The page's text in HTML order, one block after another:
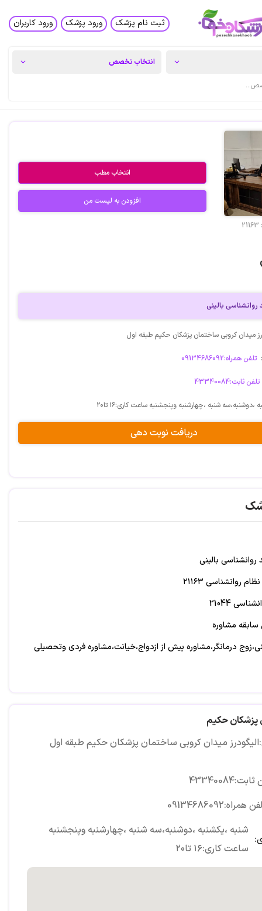
ثبت نام پزشک ورود پزشک ورود کاربران
21163
انتخاب مطب
افزودن به لیست من
روانشناسی بالینی
میدان کروبی ساختمان پزشکان حکیم طبقه اول
تلفن همراه:09134686092
تلفن ثابت:43340084
،دوشنبه،سه شنبه ،چهارشنبه وپنجشنبه ساعت کاری:۱۶ تا۲۰
دریافت نوبت دهی
بالینی
روانشناسی ۲۱۱۶۳
21044
درمانگر،مشاوره پیش از ازدواج،خیانت،مشاوره فردی وتحصیلی
پزشکان حکیم
میدان کروبی ساختمان پزشکان حکیم طبقه اول
همراه:09134686092
شنبه ،یکشنبه ،دوشنبه،سه شنبه ،چهارشنبه وپنجشنبه
ساعت کاری:۱۶ تا۲۰